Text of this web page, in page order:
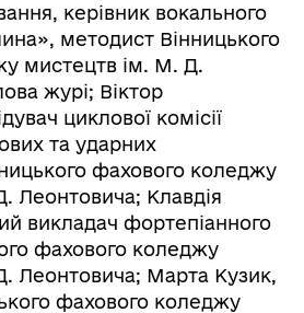
керівник вокального
методист Вінницького
мистецтв ім. М. Д.
журі; Віктор
циклової комісії
та ударних
фахового коледжу
Леонтовича; Клавдія
викладач фортепіанного
фахового коледжу
Леонтовича; Марта Кузик,
фахового коледжу